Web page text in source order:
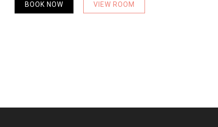
VIEW ROOM
BOOK NOW